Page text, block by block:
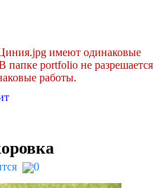
имеют одинаковые
port­fo­lio не разрешается
работы.
0